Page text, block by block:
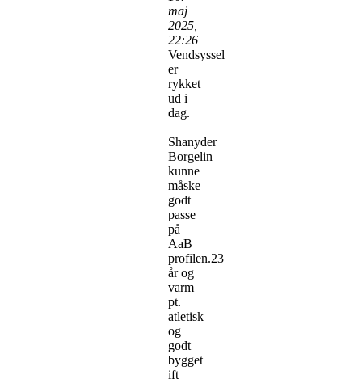
maj
2025,
22:26
Vendsyssel
er
rykket
ud i
dag.
Shanyder
Borgelin
kunne
måske
godt
passe
på
AaB
profilen.23
år og
varm
pt.
atletisk
og
godt
bygget
ift